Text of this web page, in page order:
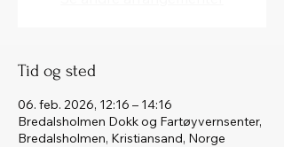
Tid og sted
06. feb. 2026, 12:16 – 14:16
Bredalsholmen Dokk og Fartøyvernsenter,
Bredalsholmen, Kristiansand, Norge